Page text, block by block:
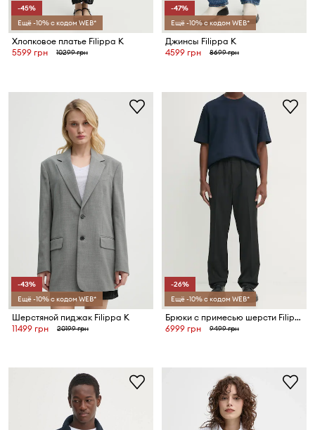
-45%
Ещё -10% с кодом WEB*
Хлопковое платье Filippa K
5599 грн
10299 грн
-47%
Ещё -10% с кодом WEB*
Джинсы Filippa K
4599 грн
8699 грн
-43%
Ещё -10% с кодом WEB*
Шерстяной пиджак Filippa K
11499 грн
20199 грн
-26%
Ещё -10% с кодом WEB*
Брюки с примесью шерсти Filippa K
6999 грн
9499 грн